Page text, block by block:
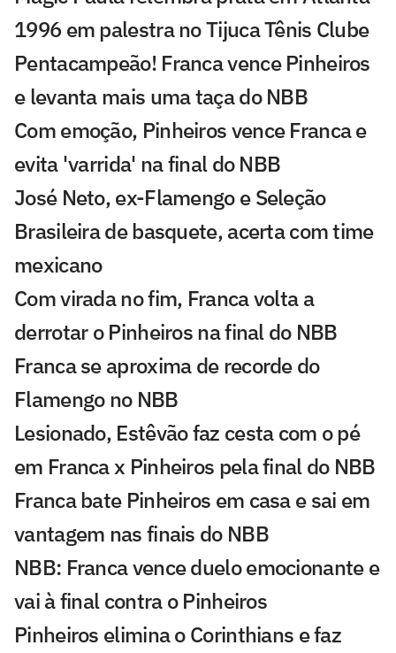
1996 em palestra no Tijuca Tênis Clube
Pentacampeão! Franca vence Pinheiros
e levanta mais uma taça do NBB
Com emoção, Pinheiros vence Franca e
evita 'varrida' na final do NBB
José Neto, ex-Flamengo e Seleção
Brasileira de basquete, acerta com time
mexicano
Com virada no fim, Franca volta a
derrotar o Pinheiros na final do NBB
Franca se aproxima de recorde do
Flamengo no NBB
Lesionado, Estêvão faz cesta com o pé
em Franca x Pinheiros pela final do NBB
Franca bate Pinheiros em casa e sai em
vantagem nas finais do NBB
NBB: Franca vence duelo emocionante e
vai à final contra o Pinheiros
Pinheiros elimina o Corinthians e faz